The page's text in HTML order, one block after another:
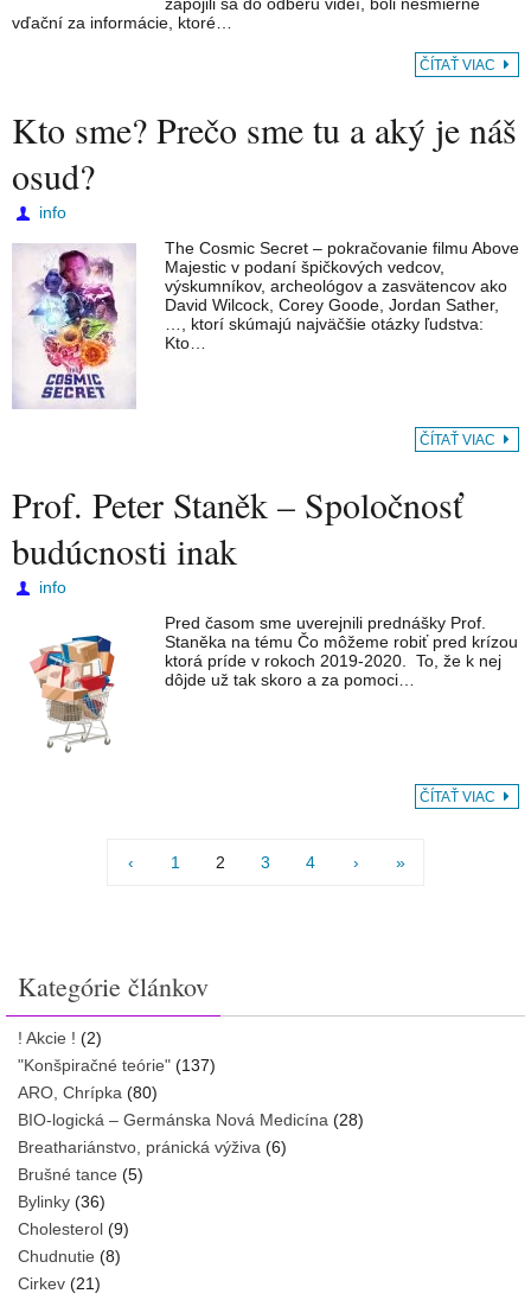
vďační za informácie, ktoré…
ČÍTAŤ VIAC
Kto sme? Prečo sme tu a aký je náš
osud?
info
The Cosmic Secret – pokračovanie filmu Above
Majestic v podaní špičkových vedcov,
výskumníkov, archeológov a zasvätencov ako
David Wilcock, Corey Goode, Jordan Sather,
…, ktorí skúmajú najväčšie otázky ľudstva:
Kto…
ČÍTAŤ VIAC
Prof. Peter Staněk – Spoločnosť
budúcnosti inak
info
Pred časom sme uverejnili prednášky Prof.
Staněka na tému Čo môžeme robiť pred krízou
ktorá príde v rokoch 2019-2020. To, že k nej
dôjde už tak skoro a za pomoci…
ČÍTAŤ VIAC
‹ 1 2 3 4 › »
Kategórie článkov
! Akcie ! (2)
"Konšpiračné teórie" (137)
ARO, Chrípka (80)
BIO-logická – Germánska Nová Medicína (28)
Breathariánstvo, pránická výživa (6)
Brušné tance (5)
Bylinky (36)
Cholesterol (9)
Chudnutie (8)
Cirkev (21)